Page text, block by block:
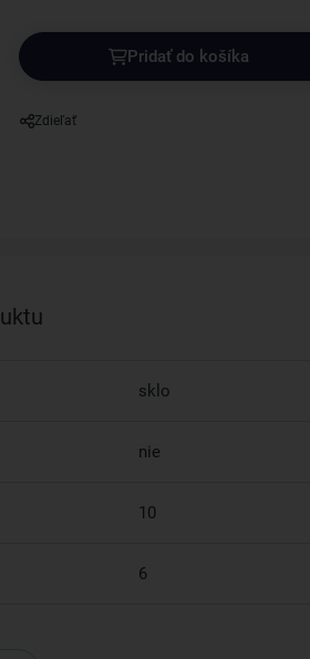
Pridať do košíka
Zdieľať
sklo
nie
10
6